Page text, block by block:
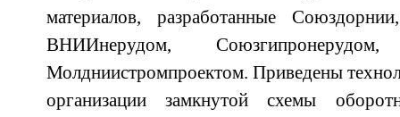
материалов, разработанные
ВНИИнерудом,
Молдниистромпроектом. Приведены
организации замкнутой схемы